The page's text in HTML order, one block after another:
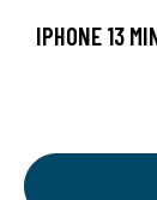
IPHONE 13